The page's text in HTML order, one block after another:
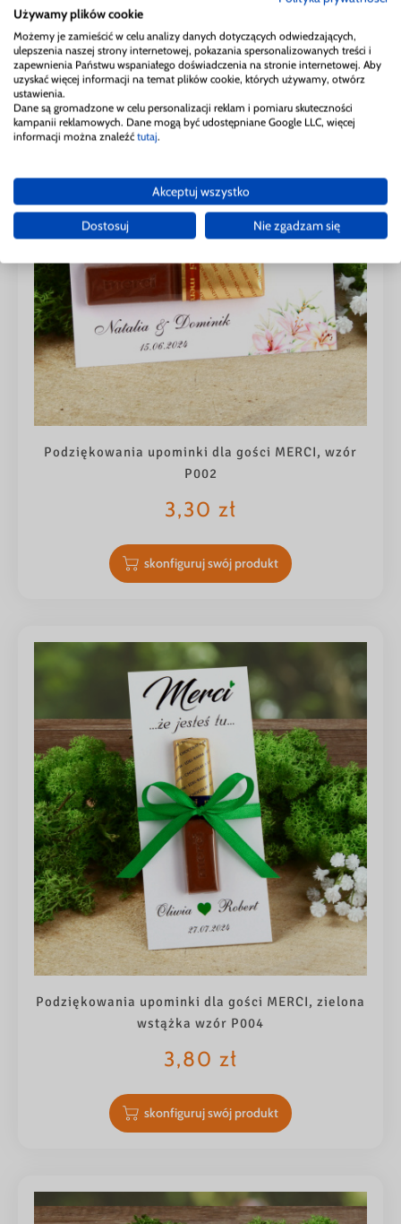
Podziękowania upominki dla gości MERCI, wzór
P002
3,30 zł
skonfiguruj swój produkt
Podziękowania upominki dla gości MERCI, zielona
wstążka wzór P004
3,80 zł
skonfiguruj swój produkt
Używamy plików cookie
Możemy je zamieścić w celu analizy danych dotyczących odwiedzających,
ulepszenia naszej strony internetowej, pokazania spersonalizowanych treści i
zapewnienia Państwu wspaniałego doświadczenia na stronie internetowej. Aby
uzyskać więcej informacji na temat plików cookie, których używamy, otwórz
ustawienia.
Dane są gromadzone w celu personalizacji reklam i pomiaru skuteczności
kampanii reklamowych. Dane mogą być udostępniane Google LLC, więcej
informacji można znaleźć tutaj.
Akceptuj wszystko
Dostosuj Nie zgadzam się